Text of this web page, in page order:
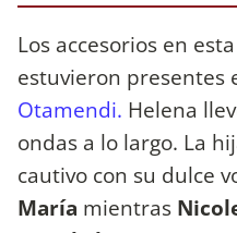
Los accesorios en
estuvieron presentes
Otamendi. Helena
ondas a lo largo. La
cautivo con su dulce
María mientras